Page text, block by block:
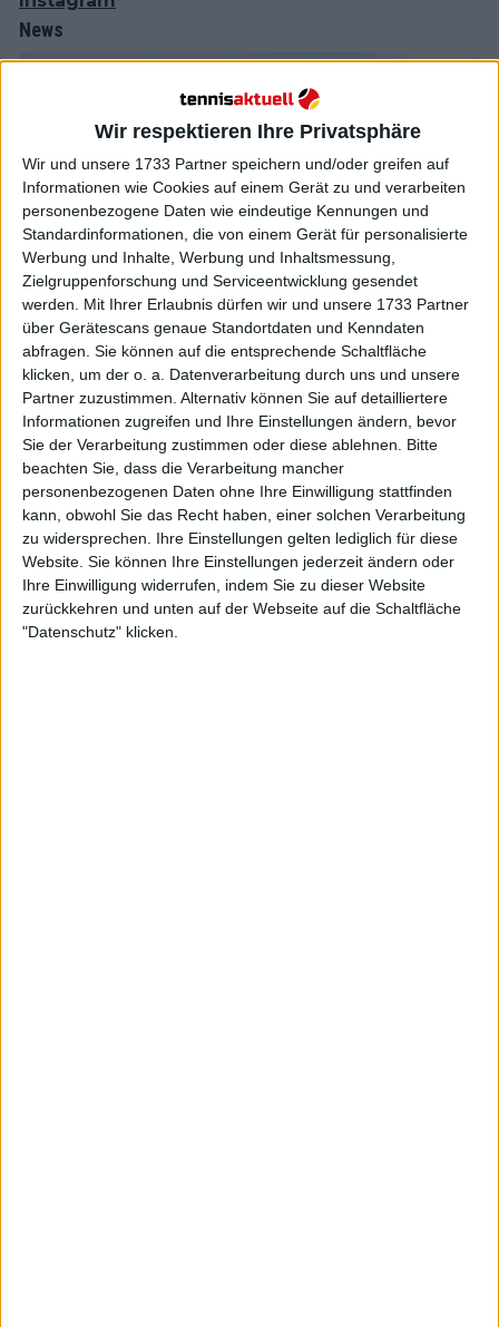
Wir respektieren Ihre Privatsphäre
Wir und unsere 1733 Partner speichern und/oder greifen auf
Informationen wie Cookies auf einem Gerät zu und verarbeiten
personenbezogene Daten wie eindeutige Kennungen und
Standardinformationen, die von einem Gerät für personalisierte
Werbung und Inhalte, Werbung und Inhaltsmessung,
Zielgruppenforschung und Serviceentwicklung gesendet
werden. Mit Ihrer Erlaubnis dürfen wir und unsere 1733 Partner
über Gerätescans genaue Standortdaten und Kenndaten
abfragen. Sie können auf die entsprechende Schaltfläche
klicken, um der o. a. Datenverarbeitung durch uns und unsere
Partner zuzustimmen. Alternativ können Sie auf detailliertere
Informationen zugreifen und Ihre Einstellungen ändern, bevor
Sie der Verarbeitung zustimmen oder diese ablehnen. Bitte
beachten Sie, dass die Verarbeitung mancher
personenbezogenen Daten ohne Ihre Einwilligung stattfinden
kann, obwohl Sie das Recht haben, einer solchen Verarbeitung
zu widersprechen. Ihre Einstellungen gelten lediglich für diese
Website. Sie können Ihre Einstellungen jederzeit ändern oder
Ihre Einwilligung widerrufen, indem Sie zu dieser Website
zurückkehren und unten auf der Webseite auf die Schaltfläche
"Datenschutz" klicken.
News
ATP
„Er ist noch jung genug, das zu drehen, wenn er
es wirklich will...“ – Boris Becker stellt Stefanos
Tsitsipas’ „Profi-Leben“ infrage, als er in der
Weltrangliste auf ein neues Tief fällt
16 April 2026